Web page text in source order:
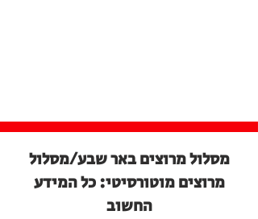
מסלול מרוצים באר שבע/מסלול
מרוצים מוטורסיטי: כל המידע
החשוב